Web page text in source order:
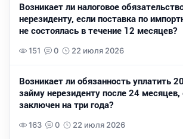
Возникает ли налоговое
нерезиденту, если поставка по
не состоялась в течение 12 месяцев?
151 0 22 июля 2026
Возникает ли обязанность уплатить
займу нерезиденту после 24 месяцев,
заключен на три года?
163 0 22 июля 2026